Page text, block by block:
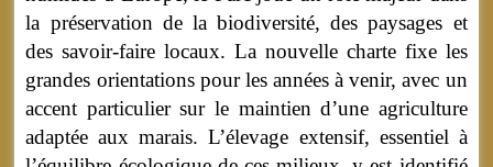
la préservation de la biodiversité, des paysages et
des savoir-faire locaux. La nouvelle charte fixe les
grandes orientations pour les années à venir, avec un
accent particulier sur le maintien d’une agriculture
adaptée aux marais. L’élevage extensif, essentiel à